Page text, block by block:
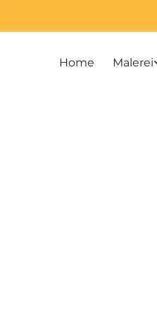
Home Malerei